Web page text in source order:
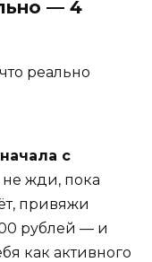
— 4
реально
с
жди, пока
привяжи
рублей — и
как активного